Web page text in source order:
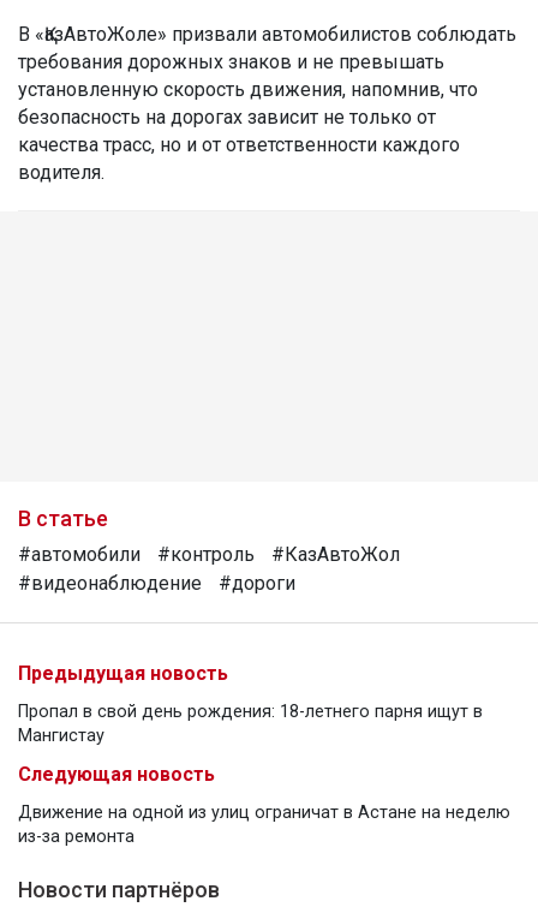
В «ҚазАвтоЖоле» призвали автомобилистов соблюдать
требования дорожных знаков и не превышать
установленную скорость движения, напомнив, что
безопасность на дорогах зависит не только от
качества трасс, но и от ответственности каждого
водителя.
В статье
#автомобили #контроль
#КазАвтоЖол
#видеонаблюдение
#дороги
Предыдущая новость
Пропал в свой день рождения: 18-летнего парня ищут в
Мангистау
Следующая новость
Движение на одной из улиц ограничат в Астане на неделю
из-за ремонта